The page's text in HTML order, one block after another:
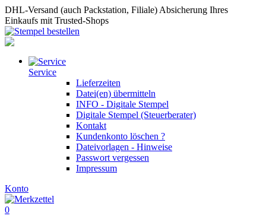
DHL-Versand (auch Packstation, Filiale) Absicherung Ihres
Einkaufs mit Trusted-Shops
Service
Lieferzeiten
Datei(en) übermitteln
INFO - Digitale Stempel
Digitale Stempel (Steuerberater)
Kontakt
Kundenkonto löschen ?
Dateivorlagen - Hinweise
Passwort vergessen
Impressum
Konto
0